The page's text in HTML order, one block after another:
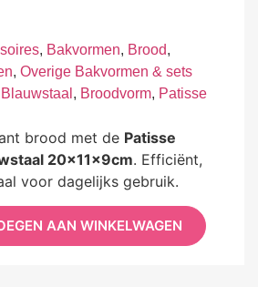
, Bakvormen, Brood,
, Overige Bakvormen & sets
Blauwstaal , Broodvorm, Patisse
brood met de Patisse
20x11x9cm. Efficiënt,
voor dagelijks gebruik.
AAN WINKELWAGEN